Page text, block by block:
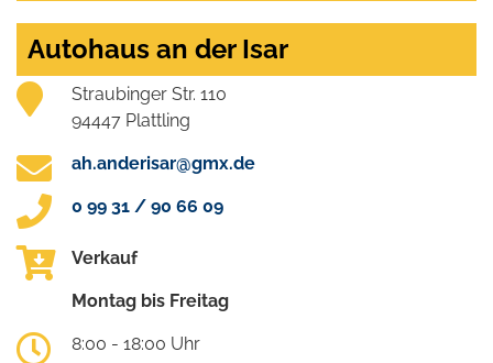
Autohaus an der Isar
Straubinger Str. 110
94447 Plattling
ah.anderisar@gmx.de
0 99 31 / 90 66 09
Verkauf
Montag bis Freitag
8:00 - 18:00 Uhr